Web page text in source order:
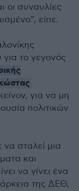
οι συναυλίες
είπε.
το γεγονός
για να μη
πολιτικών
σταλεί μια
και
να γίνει ένα
της ΔΕΘ,